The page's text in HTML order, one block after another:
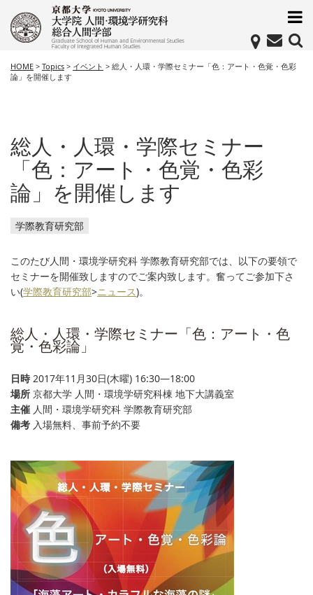
HOME > Topics > イベント > 総人・人環・学際セミナー「色：アート・色覚・色彩
論」を開催します
総人・人環・学際セミナー
「色：アート・色覚・色彩
論」を開催します
学際教育研究部
このたび人間・環境学研究科 学際教育研究部では、以下の要領で
セミナーを開催致しますのでご案内致します。奮ってご参加下さ
い(学際教育研究部>ニュース)。
総人・人環・学際セミナー「色：アート・色
覚・色彩論」
日時 2017年11月30日(木曜) 16:30―18:00
場所 京都大学 人間・環境学研究科棟 地下大講義室
主催 人間・環境学研究科 学際教育研究部
備考 入場無料、事前予約不要